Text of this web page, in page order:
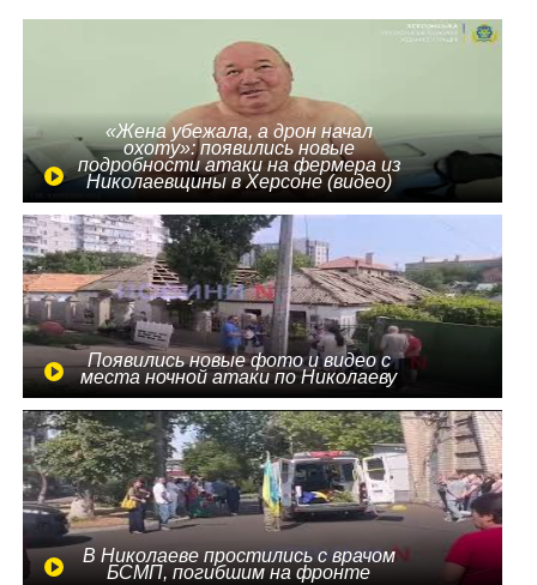
«Жена убежала, а дрон начал
охоту»: появились новые
подробности атаки на фермера из
Николаевщины в Херсоне (видео)
Появились новые фото и видео с
места ночной атаки по Николаеву
В Николаеве простились с врачом
БСМП, погибшим на фронте